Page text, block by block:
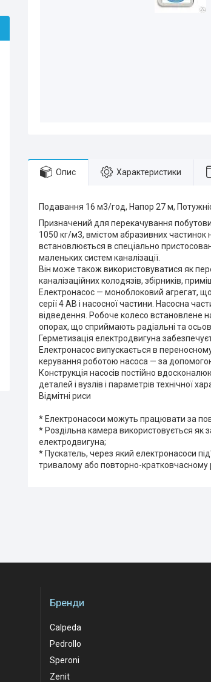
Опис Характеристики
Подавання 16 м3/год, Напор 27 м,
Призначений для перекачування
1050 кг/м3, вмістом абразивних
встановлюється в спеціально
маленьких систем каналізації.
Він може також використовуватися як
каналізаційних колодязів, збірників,
Електронасос — моноблоковий агрегат,
серії 4 АВ і насосної частини. Насосна
відведення. Робоче колесо встановлене
опорах, що сприймають радіальні та
Герметизація електродвигуна
Електронасос випускається в
керування роботою насоса — за
Конструкція насосів постійно
деталей і вузлів і параметрів технічної
Відмітні риси
* Електронасоси можуть працювати за
* Роздільна камера використовується
електродвигуна;
* Пускатель, через який електронасоси
тривалому або повторно-
Бренди
Calpeda
Pedrollo
Speroni
Zenit